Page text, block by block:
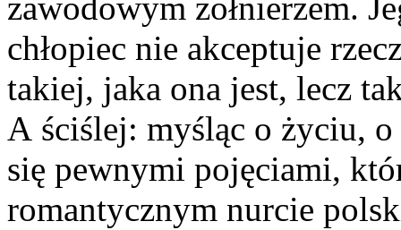
zawodowym żołnierzem.
chłopiec nie akceptuje
takiej, jaka ona jest, lecz
A ściślej: myśląc o życiu,
się pewnymi poję­ciami,
romantycznym nurcie